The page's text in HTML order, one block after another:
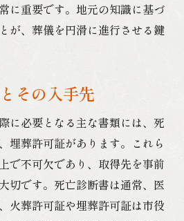
に重要です。地元の知識に基づ
が、葬儀を円滑に進行させる鍵
その入手先
に必要となる主な書類には、死
埋葬許可証があります。これら
で不可欠であり、取得先を事前
切です。死亡診断書は通常、医
火葬許可証や埋葬許可証は市役